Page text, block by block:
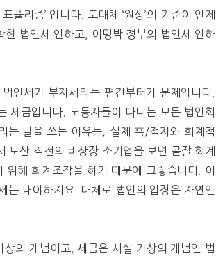
퓰리즘’ 입니다. 도대체 ‘원상’의 기준이 언제
법인세 인하고, 이명박 정부의 법인세 인하
인세가 부자세라는 편견부터가 문제입니다.
세금입니다. 노동자들이 다니는 모든 법인회
는 말을 쓰는 이유는, 실제 흑/적자와 회계적
산 직전의 비상장 소기업을 보면 곧잘 회계
해 회계조작을 하기 때문에 그렇습니다. 이
는 내야하지요. 대체로 법인의 입장은 자연인
의 개념이고, 세금은 사실 가상의 개념인 법